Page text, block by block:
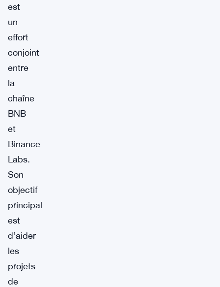
est
un
effort
conjoint
entre
la
chaîne
BNB
et
Binance
Labs.
Son
objectif
principal
est
d’aider
les
projets
de